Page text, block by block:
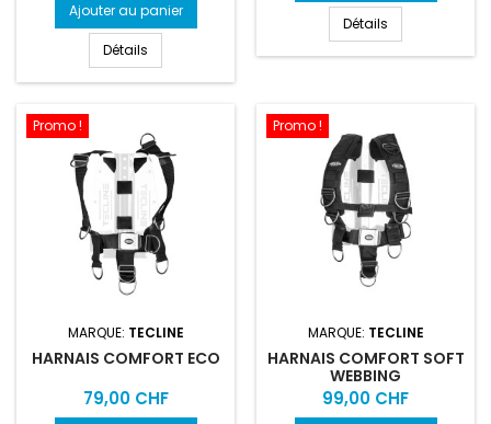
Ajouter au panier
Détails
Détails
Promo !
MARQUE: TECLINE
HARNAIS COMFORT ECO
Prix
79,00 CHF
Promo !
MARQUE: TECLINE
HARNAIS COMFORT SOFT
WEBBING
Prix
99,00 CHF